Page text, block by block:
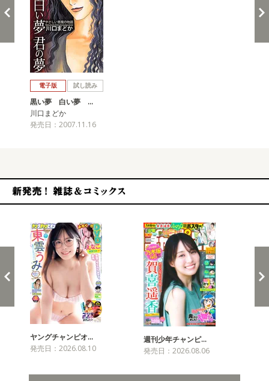
電子版 試し読み
黒い夢 白い夢 …
川口まどか
発売日：2007.11.16
ヤングチャンピオ…
発売日：2026.08.10
週刊少年チャンピ…
発売日：2026.08.06